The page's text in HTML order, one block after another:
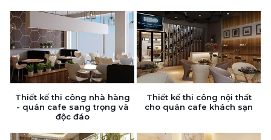
Thiết kế thi công nhà hàng
- quán cafe sang trọng và
độc đáo
Thiết kế thi công nội thất
cho quán cafe khách sạn